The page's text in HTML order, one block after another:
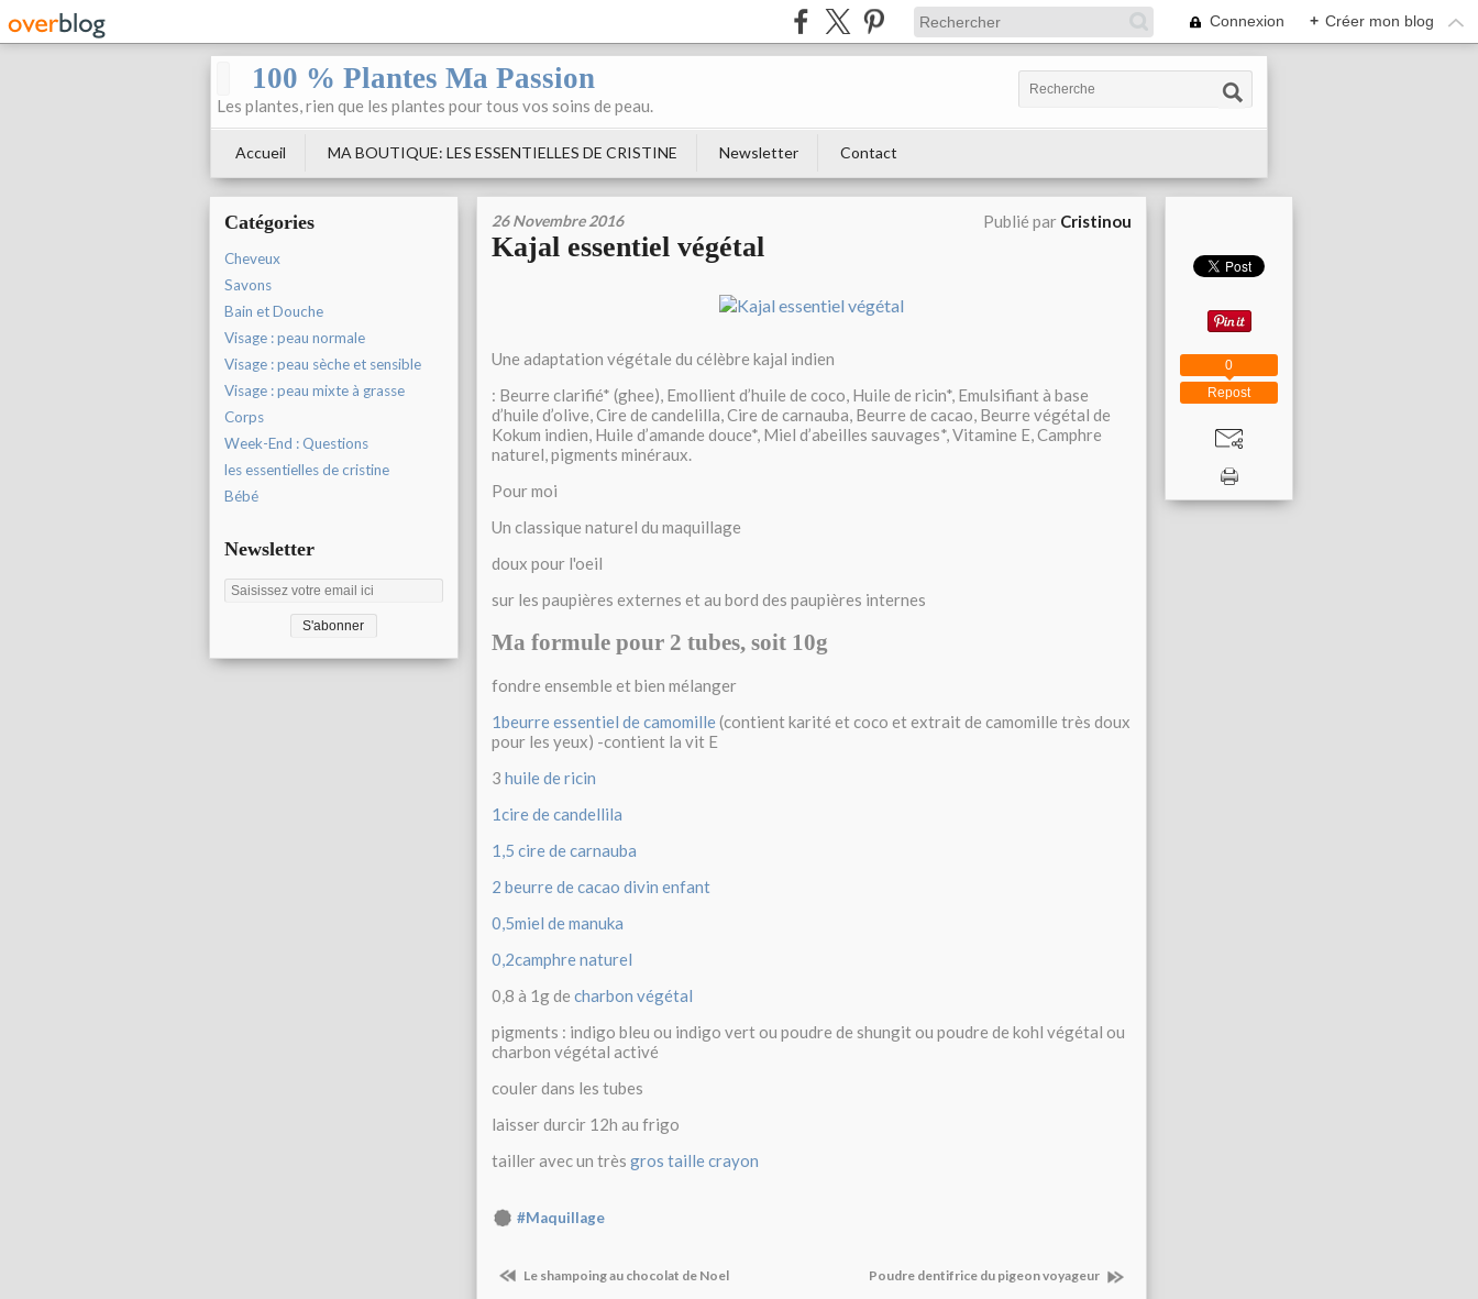
Connexion + Créer mon blog
100 % Plantes Ma Passion
Les plantes, rien que les plantes pour tous vos soins de peau.
Accueil MA BOUTIQUE: LES ESSENTIELLES DE CRISTINE Newsletter Contact
Catégories
Cheveux
Savons
Bain et Douche
Visage : peau normale
Visage : peau sèche et sensible
Visage : peau mixte à grasse
Corps
Week-End : Questions
les essentielles de cristine
Bébé
Newsletter
26 Novembre 2016 Publié par Cristinou
Kajal essentiel végétal
Une adaptation végétale du célèbre kajal indien
: Beurre clarifié* (ghee), Emollient d’huile de coco, Huile de ricin*, Emulsifiant à base
d’huile d’olive, Cire de candelilla, Cire de carnauba, Beurre de cacao, Beurre végétal de
Kokum indien, Huile d’amande douce*, Miel d’abeilles sauvages*, Vitamine E, Camphre
naturel, pigments minéraux.
Pour moi
Un classique naturel du maquillage
doux pour l'oeil
sur les paupières externes et au bord des paupières internes
Ma formule pour 2 tubes, soit 10g
fondre ensemble et bien mélanger
1beurre essentiel de camomille(contient karité et coco et extrait de camomille très doux
pour les yeux) -contient la vit E
3 huile de ricin
1cire de candellila
1,5 cire de carnauba
2 beurre de cacao divin enfant
0,5miel de manuka
0,2camphre naturel
0,8 à 1g de charbon végétal
pigments : indigo bleu ou indigo vert ou poudre de shungit ou poudre de kohl végétal ou
charbon végétal activé
couler dans les tubes
laisser durcir 12h au frigo
tailler avec un très gros taille crayon
#Maquillage
Le shampoing au chocolat de Noel Poudre dentifrice du pigeon voyageur
Repost
0